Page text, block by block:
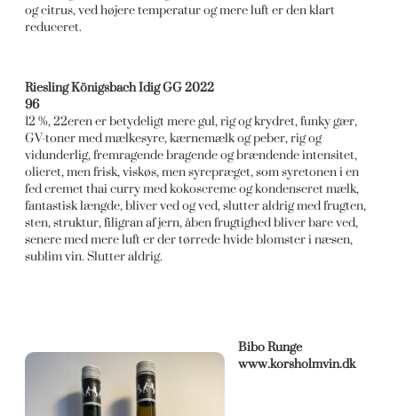
og citrus, ved højere temperatur og mere luft er den klart
reduceret.
Riesling Königsbach Idig GG 2022
96
12 %, 22eren er betydeligt mere gul, rig og krydret, funky gær,
GV-toner med mælkesyre, kærnemælk og peber, rig og
vidunderlig, fremragende bragende og brændende intensitet,
olieret, men frisk, viskøs, men syrepræget, som syretonen i en
fed cremet thai curry med kokoscreme og kondenseret mælk,
fantastisk længde, bliver ved og ved, slutter aldrig med frugten,
sten, struktur, filigran af jern, åben frugtighed bliver bare ved,
senere med mere luft er der tørrede hvide blomster i næsen,
sublim vin. Slutter aldrig.
Bibo Runge
www.korsholmvin.dk